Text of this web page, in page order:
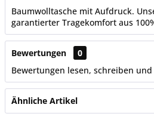
Baumwolltasche mit Aufdruck.
garantierter Tragekomfort aus
Bewertungen
0
Bewertungen lesen, schreiben
Ähnliche Artikel